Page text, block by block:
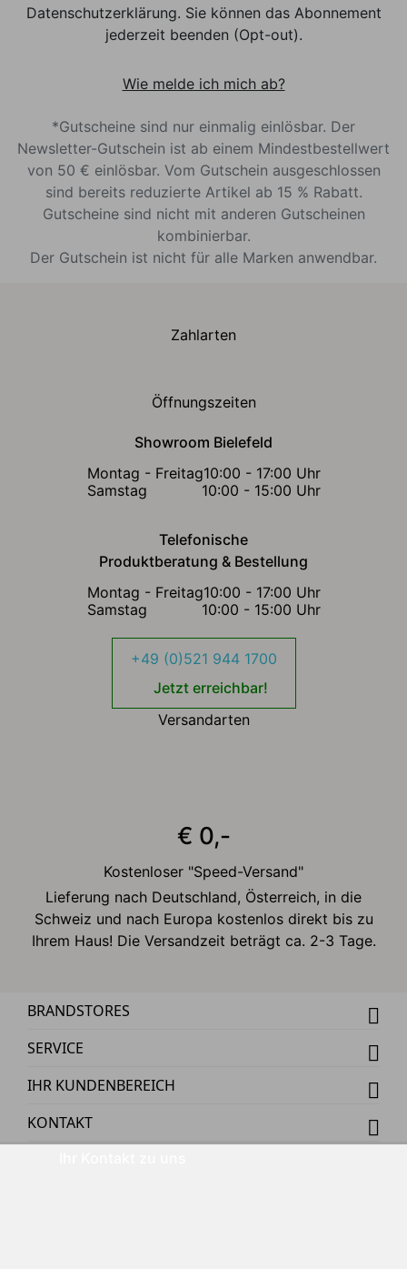
Datenschutzerklärung. Sie können das Abonnement
jederzeit beenden (Opt-out).
Wie melde ich mich ab?
*Gutscheine sind nur einmalig einlösbar. Der
Newsletter-Gutschein ist ab einem Mindestbestellwert
von 50 € einlösbar. Vom Gutschein ausgeschlossen
sind bereits reduzierte Artikel ab 15 % Rabatt.
Gutscheine sind nicht mit anderen Gutscheinen
kombinierbar.
Der Gutschein ist nicht für alle Marken anwendbar.
Zahlarten
Öffnungszeiten
Showroom Bielefeld
Montag - Freitag10:00 - 17:00 Uhr
Samstag
10:00 - 15:00 Uhr
Telefonische
Produktberatung & Bestellung
Montag - Freitag10:00 - 17:00 Uhr
Samstag
10:00 - 15:00 Uhr
+49 (0)521 944 1700
Jetzt erreichbar!
Versandarten
€ 0,-
Kostenloser "Speed-Versand"
Lieferung nach Deutschland, Österreich, in die
Schweiz und nach Europa kostenlos direkt bis zu
Ihrem Haus! Die Versandzeit beträgt ca. 2-3 Tage.
BRANDSTORES
SERVICE
IHR KUNDENBEREICH
KONTAKT